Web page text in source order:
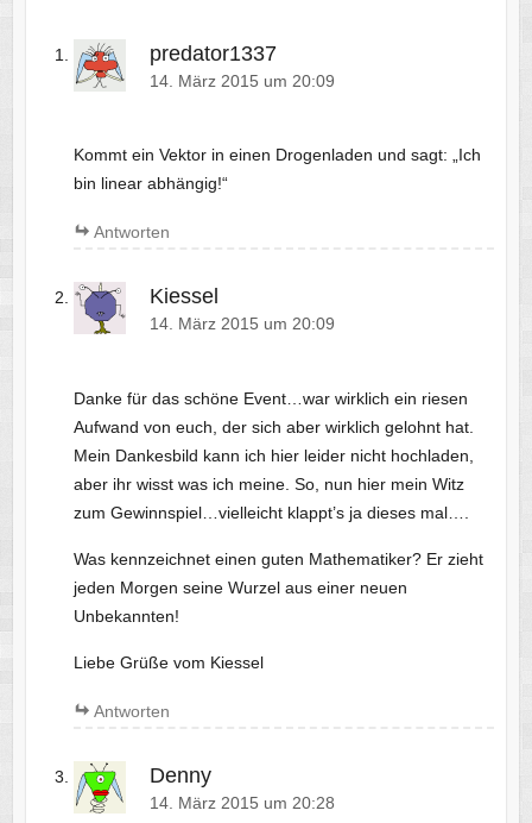
predator1337
14. März 2015 um 20:09
Kommt ein Vektor in einen Drogenladen und sagt: „Ich
bin linear abhängig!“
Antworten
Kiessel
14. März 2015 um 20:09
Danke für das schöne Event…war wirklich ein riesen
Aufwand von euch, der sich aber wirklich gelohnt hat.
Mein Dankesbild kann ich hier leider nicht hochladen,
aber ihr wisst was ich meine. So, nun hier mein Witz
zum Gewinnspiel…vielleicht klappt’s ja dieses mal….
Was kennzeichnet einen guten Mathematiker? Er zieht
jeden Morgen seine Wurzel aus einer neuen
Unbekannten!
Liebe Grüße vom Kiessel
Antworten
Denny
14. März 2015 um 20:28